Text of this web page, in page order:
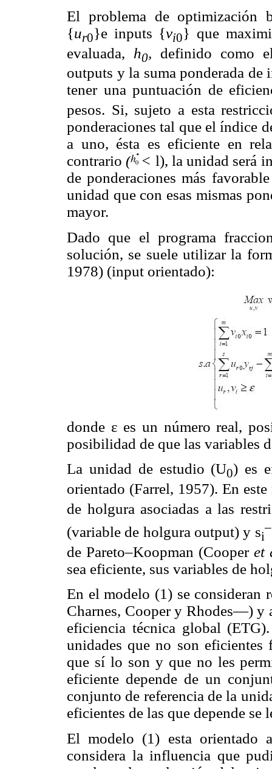
El problema de optimización
{ur0}e inputs {vi0} que
evaluada, h0, definido como
outputs y la suma ponderada
tener una puntuación de
pesos. Si, sujeto a esta
ponderaciones tal que el índice
a uno, ésta es eficiente en
contrario( < l), la unidad será
de ponderaciones más
unidad que con esas mismas
mayor.
Dado que el programa
solución, se suele utilizar la
1978) (input orientado):
donde ε es un número real,
posibilidad de que las variables
La unidad de estudio (U0) es
orientado (Farrel, 1957). En
de holgura asociadas a las
(variable de holgura output) y si
–
de Pareto–Koopman (Cooper et
sea eficiente, sus variables de
En el modelo (1) se consideran
Charnes, Cooper y Rhodes—) y
eficiencia técnica global
unidades que no son eficientes
que sí lo son y que no les
eficiente depende de un
conjunto de referencia de la
eficientes de las que depende se
El modelo (1) esta orientado
considera la influencia que